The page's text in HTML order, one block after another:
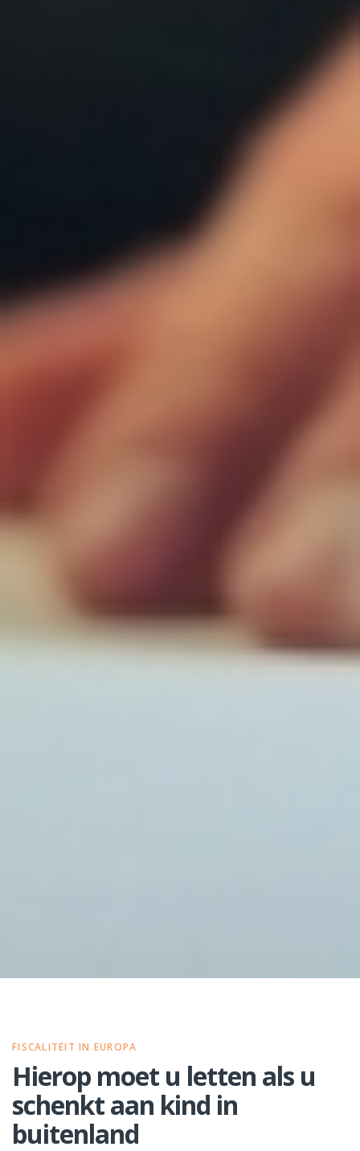
FISCALITEIT IN EUROPA
Hierop moet u letten als u
schenkt aan kind in
buitenland